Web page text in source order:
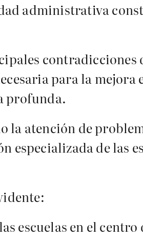
administrativa
para la mejora
profunda.
la atención de
especializada de las
escuelas en el